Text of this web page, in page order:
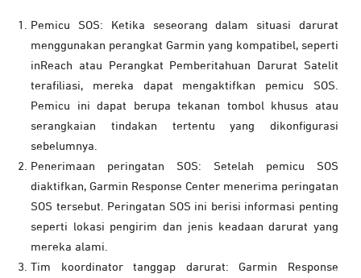
Pemicu SOS: Ketika seseorang dalam situasi darurat
menggunakan perangkat Garmin yang kompatibel, seperti
inReach atau Perangkat Pemberitahuan Darurat Satelit
terafiliasi, mereka dapat mengaktifkan pemicu SOS.
Pemicu ini dapat berupa tekanan tombol khusus atau
serangkaian tindakan tertentu yang dikonfigurasi
sebelumnya.
Penerimaan peringatan SOS: Setelah pemicu SOS
diaktifkan, Garmin Response Center menerima peringatan
SOS tersebut. Peringatan SOS ini berisi informasi penting
seperti lokasi pengirim dan jenis keadaan darurat yang
mereka alami.
Tim koordinator tanggap darurat: Garmin Response